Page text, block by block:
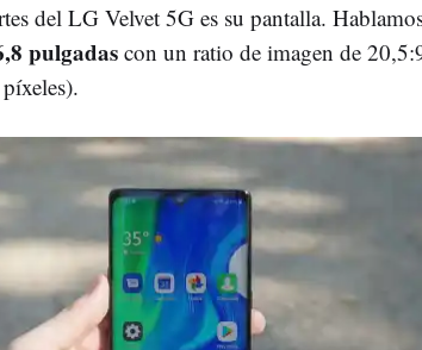
del LG Velvet 5G es su pantalla.
pulgadascon un ratio de imagen de